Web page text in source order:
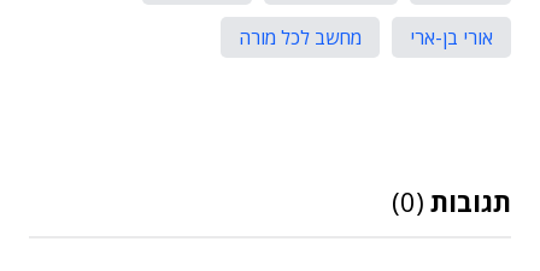
אורי בן-ארי
מחשב לכל מורה
תגובות (0)